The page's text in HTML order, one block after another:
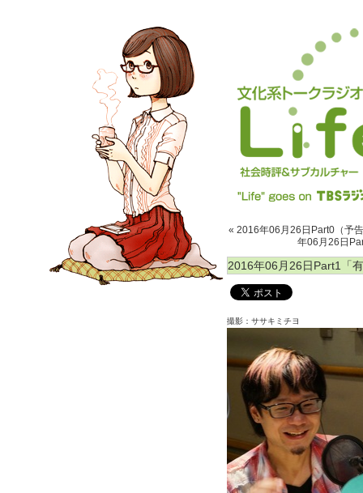
« 2016年06月26日Part0（予
年06月26日
2016年06月26日Part1「
撮影：ササキミチヨ